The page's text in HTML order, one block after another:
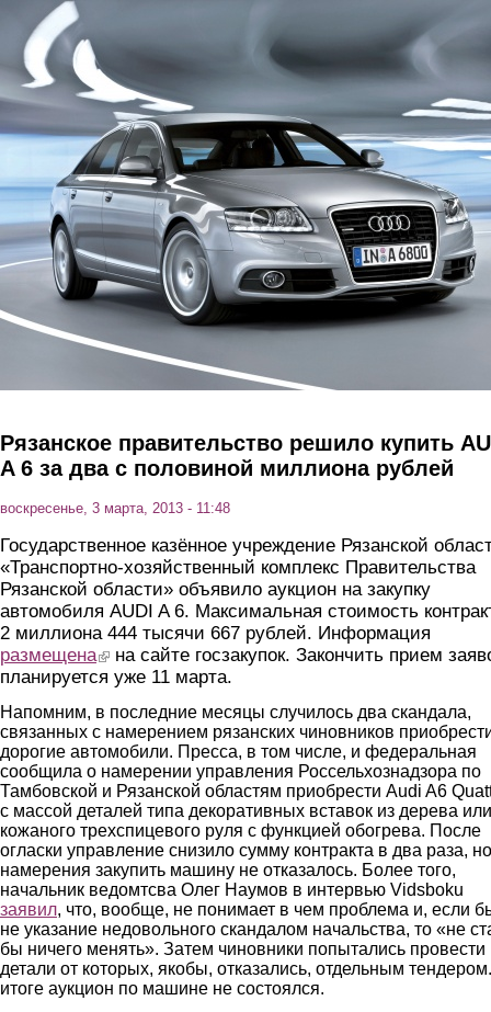
Перейти к основному содержанию
Рязанское правительство решило купить
A 6 за два с половиной миллиона рублей
воскресенье, 3 марта, 2013 - 11:48
Государственное казённое учреждение Рязанской
«Транспортно-хозяйственный комплекс Правительства
Рязанской области» объявило аукцион на закупку
автомобиля AUDI A 6. Максимальная стоимость
2 миллиона 444 тысячи 667 рублей. Информация
размещена(link is external)
на сайте госзакупок. Закончить прием
планируется уже 11 марта.
Напомним, в последние месяцы случилось два скандала,
связанных с намерением рязанских чиновников
дорогие автомобили. Пресса, в том числе, и федеральная
сообщила о намерении управления Россельхознадзора по
Тамбовской и Рязанской областям приобрести Audi A6
с массой деталей типа декоративных вставок из дерева или
кожаного трехспицевого руля с функцией обогрева. После
огласки управление снизило сумму контракта в два раза,
намерения закупить машину не отказалось. Более того,
начальник ведомтсва Олег Наумов в интервью Vidsboku
заявил, что, вообще, не понимает в чем проблема и, если
не указание недовольного скандалом начальства, то «не
бы ничего менять». Затем чиновники попытались провести
детали от которых, якобы, отказались, отдельным
итоге аукцион по машине не состоялся.